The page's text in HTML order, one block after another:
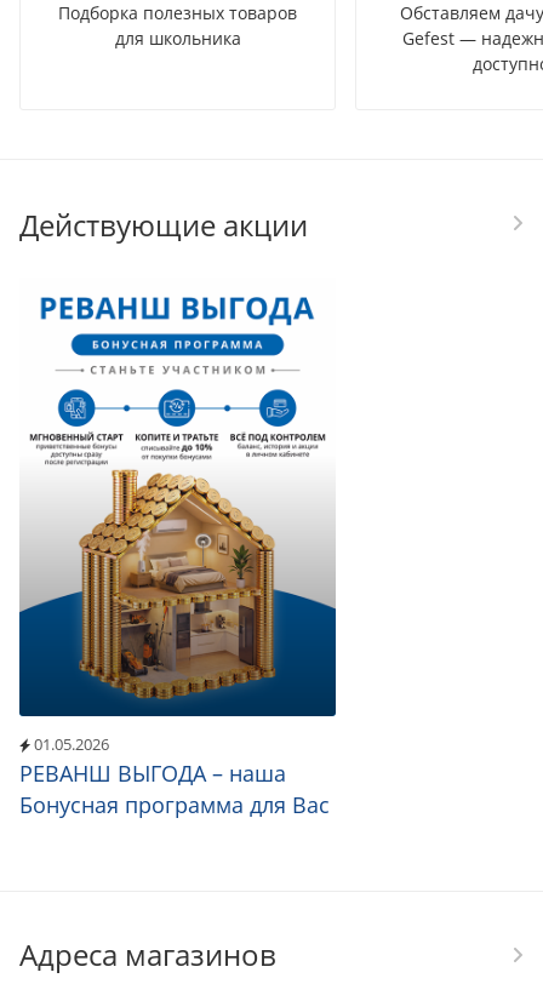
Подборка полезных товаров
для школьника
Обставляем
Gefest —
Действующие акции
01.05.2026
РЕВАНШ ВЫГОДА – наша
Бонусная программа для Вас
Адреса магазинов